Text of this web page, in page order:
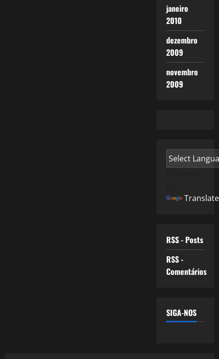
janeiro
2010
dezembro
2009
novembro
2009
Translate
RSS - Posts
RSS -
Comentários
SIGA-NOS